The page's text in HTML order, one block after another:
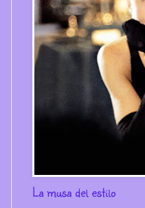
La musa del estilo